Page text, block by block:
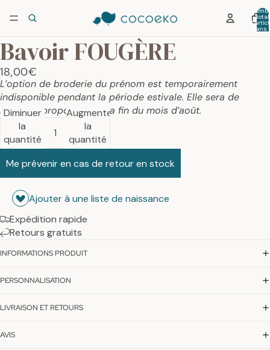
total
dans
Bavoir FOUGÈRE
18,00€
L’option de broderie du prénom est temporairement
indisponible pendant la période estivale. Elle sera de
nouveau proposée dès la fin du mois d’août.
Diminuer
la
quantité
Augmenter
la
quantité
Me prévenir en cas de retour en stock
Ajouter à une liste de naissance
Expédition rapide
Retours gratuits
INFORMATIONS PRODUIT
PERSONNALISATION
LIVRAISON ET RETOURS
AVIS